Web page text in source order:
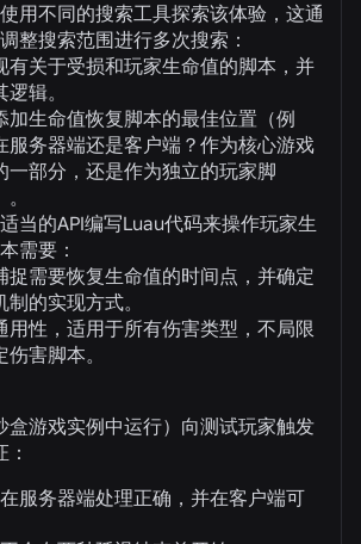
用不同的搜索工具探索该体验，这通
整搜索范围进行多次搜索：
有关于受损和玩家生命值的脚本，并
辑。
加生命值恢复脚本的最佳位置（例
服务器端还是客户端？作为核心游戏
一部分，还是作为独立的玩家脚
。
当的API编写Luau代码来操作玩家生
需要：
捉需要恢复生命值的时间点，并确定
制的实现方式。
用性，适用于所有伤害类型，不局限
伤害脚本。
盒游戏实例中运行）向测试玩家触发
服务器端处理正确，并在客户端可